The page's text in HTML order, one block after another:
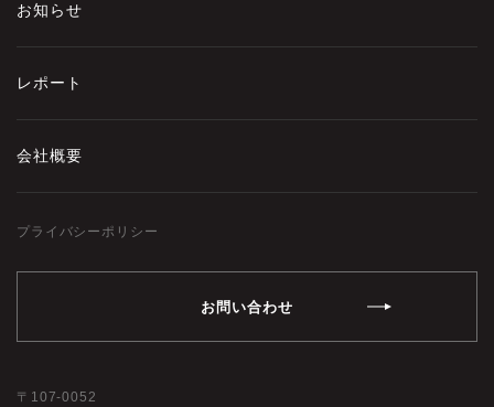
107-0052
お問い合わせ
お知らせ
レポート
会社概要
プライバシーポリシー